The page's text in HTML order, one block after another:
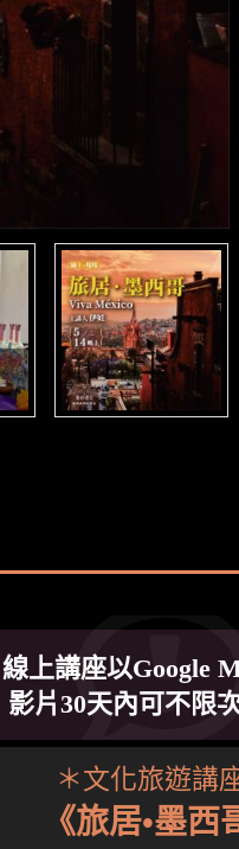
線上講座以Google
影片30天內可不限
＊文化旅遊講
《旅居•墨西